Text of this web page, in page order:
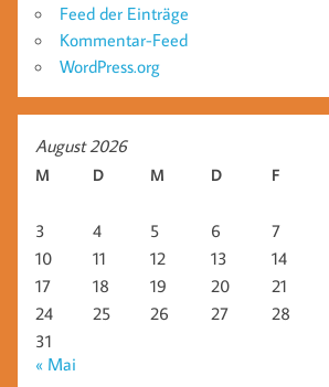
Feed der Einträge
Kommentar-Feed
WordPress.org
August 2026
M D M D F
3
4 5 6 7
10
11 12 13 14
17
18 19 20 21
24
25 26 27 28
31
« Mai